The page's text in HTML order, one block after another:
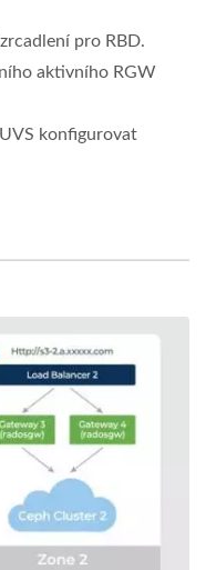
pro RBD.
aktivního RGW
konfigurovat